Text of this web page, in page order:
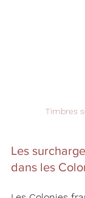
Timbres
Les
dans les